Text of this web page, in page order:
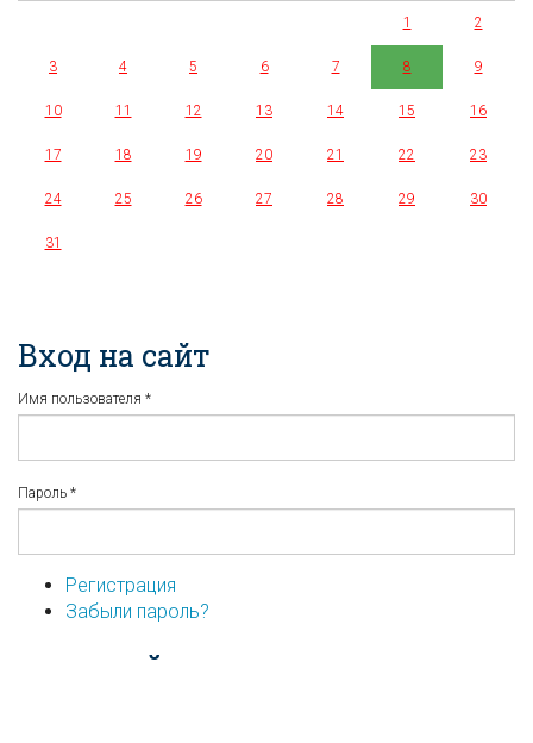
1
2
3 4 5 6 7 8 9
10 11 12 13 14 15 16
17 18 19 20 21 22 23
24 25 26 27 28 29 30
31
Вход на сайт
Имя пользователя *
Пароль *
Регистрация
Забыли пароль?
...или войдите используя